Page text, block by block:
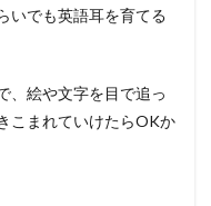
いでも英語耳を育てる
、絵や文字を目で追っ
こまれていけたらOKか